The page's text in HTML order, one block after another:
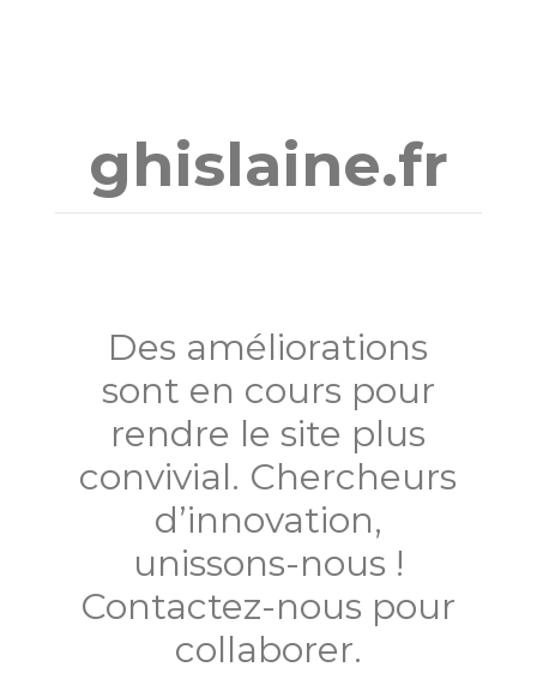
ghislaine.fr
Des améliorations
sont en cours pour
rendre le site plus
convivial. Chercheurs
d’innovation,
unissons-nous !
Contactez-nous pour
collaborer.